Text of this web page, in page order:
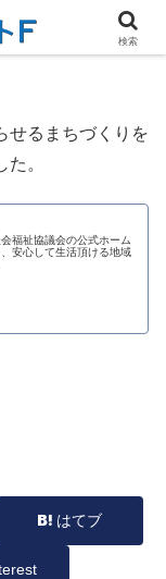
せるまちづくりを
。
福祉協議会の公式ホーム
安心して生活頂ける地域
はてブ
検索